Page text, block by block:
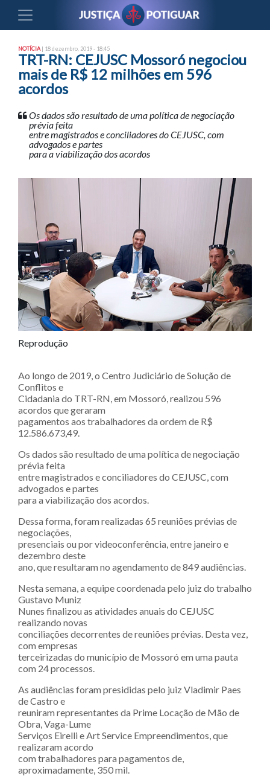
NOTÍCIA | 18 dezembro, 2019 - 18:45
TRT-RN: CEJUSC Mossoró negociou
mais de R$ 12 milhões em 596
acordos
Os dados são resultado de uma política de negociação
prévia feita
entre magistrados e conciliadores do CEJUSC, com
advogados e partes
para a viabilização dos acordos
Reprodução
Ao longo de 2019, o Centro Judiciário de Solução de
Conflitos e
Cidadania do TRT-RN, em Mossoró, realizou 596
acordos que geraram
pagamentos aos trabalhadores da ordem de R$
12.586.673,49.
Os dados são resultado de uma política de negociação
prévia feita
entre magistrados e conciliadores do CEJUSC, com
advogados e partes
para a viabilização dos acordos.
Dessa forma, foram realizadas 65 reuniões prévias de
negociações,
presenciais ou por videoconferência, entre janeiro e
dezembro deste
ano, que resultaram no agendamento de 849 audiências.
Nesta semana, a equipe coordenada pelo juiz do trabalho
Gustavo Muniz
Nunes finalizou as atividades anuais do CEJUSC
realizando novas
conciliações decorrentes de reuniões prévias. Desta vez,
com empresas
terceirizadas do município de Mossoró em uma pauta
com 24 processos.
As audiências foram presididas pelo juiz Vladimir Paes
de Castro e
reuniram representantes da Prime Locação de Mão de
Obra, Vaga-Lume
Serviços Eirelli e Art Service Empreendimentos, que
realizaram acordo
com trabalhadores para pagamentos de,
aproximadamente, 350 mil.